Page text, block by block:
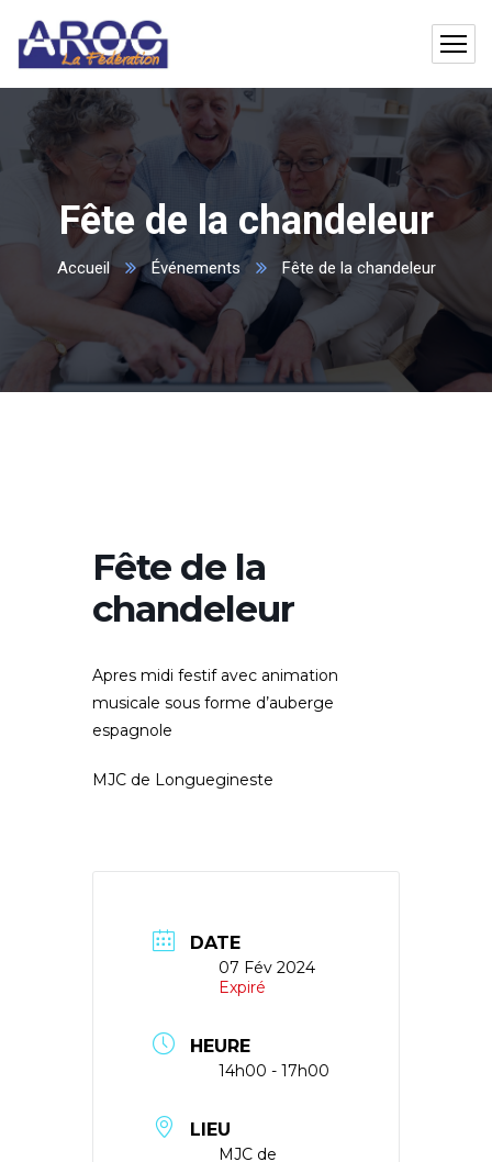
Fête de la chandeleur
Accueil Événements Fête de la chandeleur
Fête de la
chandeleur
Apres midi festif avec animation
musicale sous forme d’auberge
espagnole
MJC de Longuegineste
DATE
07 Fév 2024
Expiré
HEURE
14h00 - 17h00
LIEU
MJC de